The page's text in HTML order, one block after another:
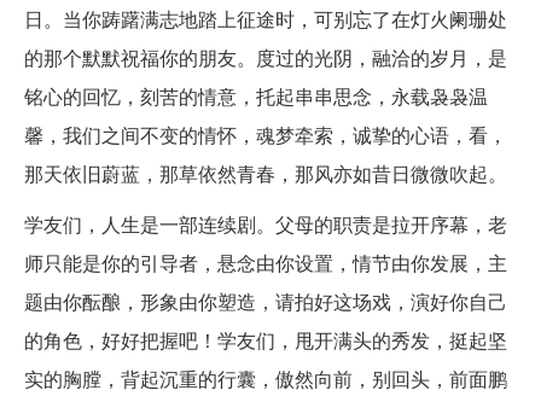
日。当你踌躇满志地踏上征途时，可别忘了在灯火阑珊处
的那个默默祝福你的朋友。度过的光阴，融洽的岁月，是
铭心的回忆，刻苦的情意，托起串串思念，永载袅袅温
馨，我们之间不变的情怀，魂梦牵索，诚挚的心语，看，
那天依旧蔚蓝，那草依然青春，那风亦如昔日微微吹起。
学友们，人生是一部连续剧。父母的职责是拉开序幕，老
师只能是你的引导者，悬念由你设置，情节由你发展，主
题由你酝酿，形象由你塑造，请拍好这场戏，演好你自己
的角色，好好把握吧！学友们，甩开满头的秀发，挺起坚
实的胸膛，背起沉重的行囊，傲然向前，别回头，前面鹏